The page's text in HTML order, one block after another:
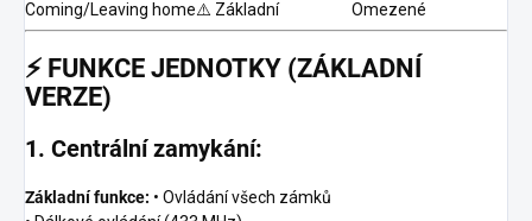
Coming/Leaving home⚠️ Základní Omezené
⚡ FUNKCE JEDNOTKY (ZÁKLADNÍ
VERZE)
1. Centrální zamykání:
Základní funkce: • Ovládání všech zámků